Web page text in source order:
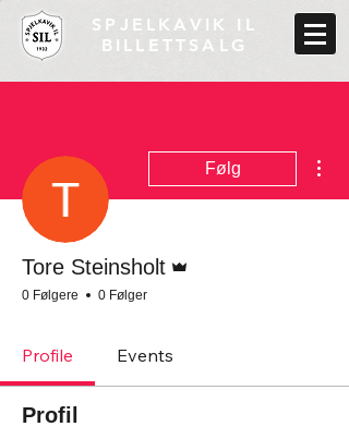
SPJELKAVIK IL
BILLETTSALG
Følg
Tore Steinsholt
0 Følgere 0 Følger
Profile Events
Profil